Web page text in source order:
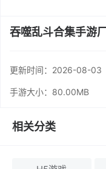
吞噬乱斗合集手游
更新时间： 2026-08-03
手游大小：80.00MB
相关分类